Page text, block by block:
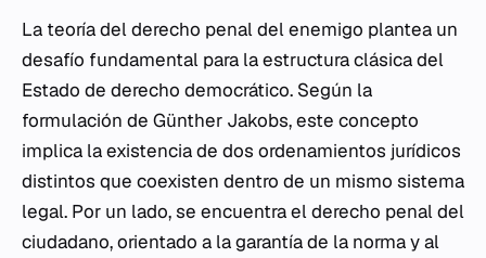
La teoría del derecho penal del enemigo plantea un
desafío fundamental para la estructura clásica del
Estado de derecho democrático. Según la
formulación de Günther Jakobs, este concepto
implica la existencia de dos ordenamientos jurídicos
distintos que coexisten dentro de un mismo sistema
legal. Por un lado, se encuentra el derecho penal del
ciudadano, orientado a la garantía de la norma y al